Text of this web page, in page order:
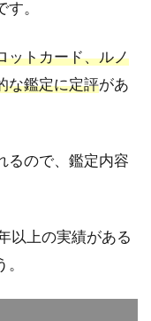
す。
ットカード、ルノ
な鑑定に定評があ
るので、鑑定内容
以上の実績がある